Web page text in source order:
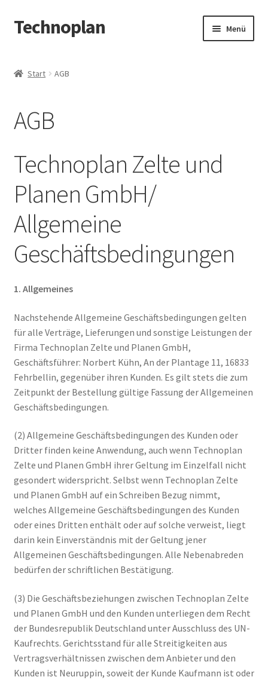
Zur
Navigation
Zum
Inhalt
Technoplan Menü
Datenschutzerklärung
Impressum
Kasse
Warenkorb
Start AGB
AGB
Technoplan Zelte und
Planen GmbH/
Allgemeine
Geschäftsbedingungen
1. Allgemeines
Nachstehende Allgemeine Geschäftsbedingungen gelten
für alle Verträge, Lieferungen und sonstige Leistungen der
Firma Technoplan Zelte und Planen GmbH,
Geschäftsführer: Norbert Kühn, An der Plantage 11, 16833
Fehrbellin, gegenüber ihren Kunden. Es gilt stets die zum
Zeitpunkt der Bestellung gültige Fassung der Allgemeinen
Geschäftsbedingungen.
(2) Allgemeine Geschäftsbedingungen des Kunden oder
Dritter finden keine Anwendung, auch wenn Technoplan
Zelte und Planen GmbH ihrer Geltung im Einzelfall nicht
gesondert widerspricht. Selbst wenn Technoplan Zelte
und Planen GmbH auf ein Schreiben Bezug nimmt,
welches Allgemeine Geschäftsbedingungen des Kunden
oder eines Dritten enthält oder auf solche verweist, liegt
darin kein Einverständnis mit der Geltung jener
Allgemeinen Geschäftsbedingungen. Alle Nebenabreden
bedürfen der schriftlichen Bestätigung.
(3) Die Geschäftsbeziehungen zwischen Technoplan Zelte
und Planen GmbH und den Kunden unterliegen dem Recht
der Bundesrepublik Deutschland unter Ausschluss des UN-
Kaufrechts. Gerichtsstand für alle Streitigkeiten aus
Vertragsverhältnissen zwischen dem Anbieter und den
Kunden ist Neuruppin, soweit der Kunde Kaufmann ist oder